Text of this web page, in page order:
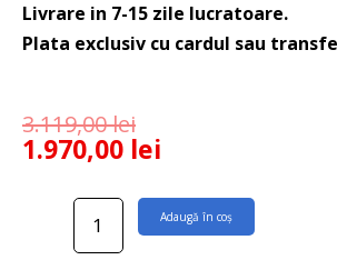
Livrare in 7-15 zile lucratoare.
Plata exclusiv cu cardul sau
3.119,00lei
1.970,00 lei
Cantitate
Adaugă în coș